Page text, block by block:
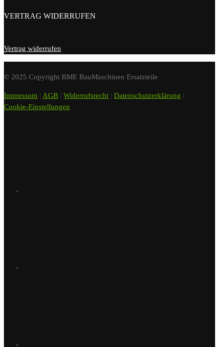
VERTRAG WIDERRUFEN
Vertrag widerrufen
© 2025 Copyright BME BauMaschinen Ersatzteile
Impressum | AGB | Widerrufsrecht | Datenschutzerklärung |
Cookie-Einstellungen